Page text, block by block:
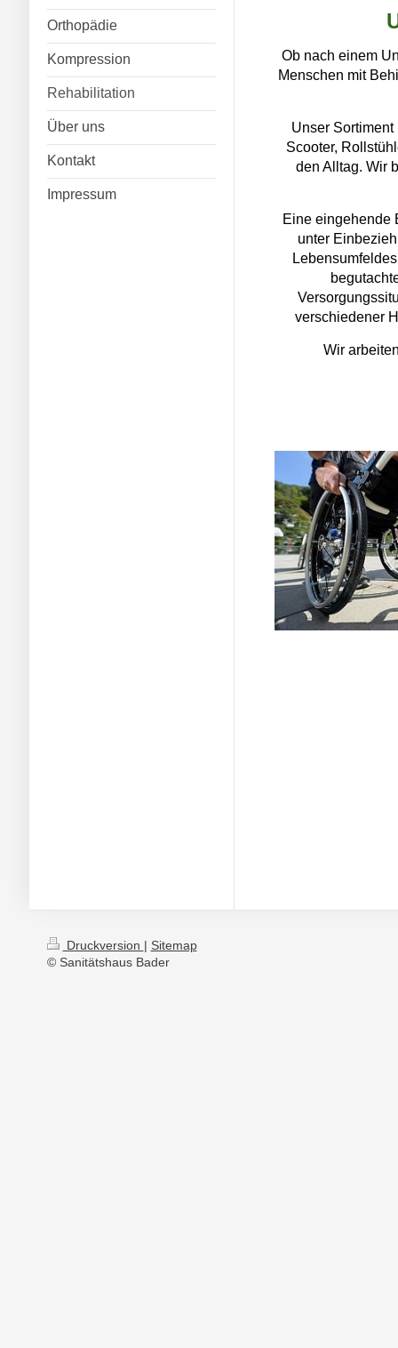
Orthopädie
Kompression
Rehabilitation
Über uns
Kontakt
Impressum
Ob nach einem
Menschen mit
Unser
Scooter,
den Alltag. Wir
Eine eingehende
unter
verschiedener
Wir
Druckversion | Sitemap
© Sanitätshaus Bader